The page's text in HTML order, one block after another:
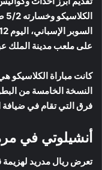
الكلاسيكو وخسارته 5/2 ضد غريمه التقليدي
على ملعب مدينة الملك
النسخة الخامسة من
فرق التي تقام في ضيافة
أنشيلوتي في
تعرض ريال مدريد لهزيمة